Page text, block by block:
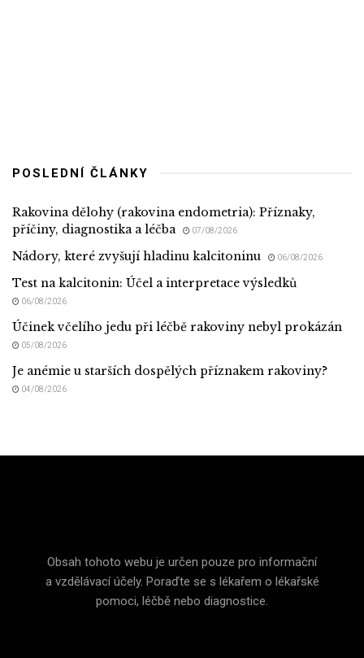
POSLEDNÍ ČLÁNKY
Rakovina dělohy (rakovina endometria): Příznaky,
příčiny, diagnostika a léčba
07/08/2026
Nádory, které zvyšují hladinu kalcitoninu 06/08/2026
Test na kalcitonin: Účel a interpretace výsledků
06/08/2026
Účinek včelího jedu při léčbě rakoviny nebyl prokázán
05/08/2026
Je anémie u starších dospělých příznakem rakoviny?
04/08/2026
Obsah tohoto webu je určen pouze pro informační
a vzdělávací účely. Poraďte se s lékařem o lékařské
pomoci, léčbě nebo diagnostice.